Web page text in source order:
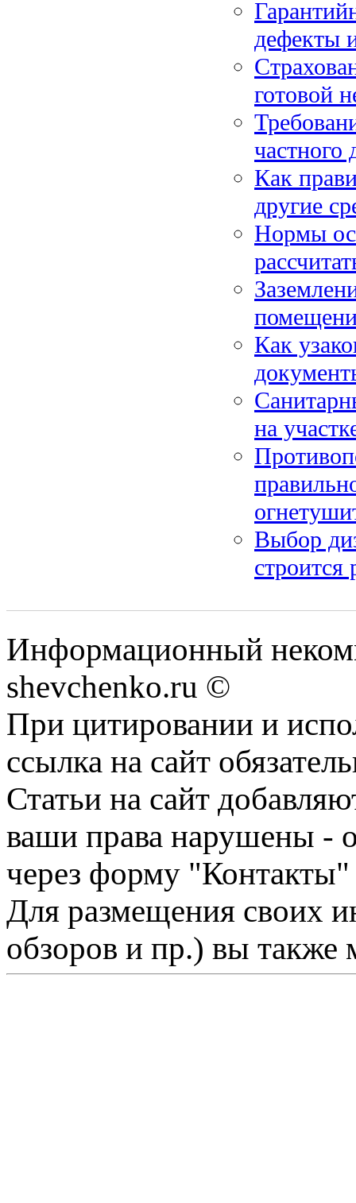
дефекты
готовой
Как
другие
Нормы
Как
на
Выбор
строится
Информационный
shevchenko.ru ©
При цитировании и
ссылка на сайт
Статьи на сайт
ваши права нарушены -
через форму "Контакты"
Для размещения своих
обзоров и пр.) вы также